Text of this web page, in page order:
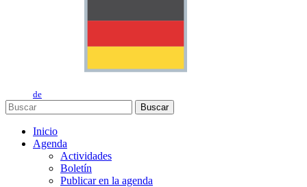
de
Buscar
Inicio
Agenda
Actividades
Boletín
Publicar en la agenda